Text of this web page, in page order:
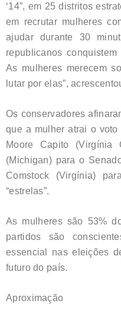
‘14”, em 25 distritos
em recrutar mulheres
ajudar durante 30
republicanos
As mulheres merecem
lutar por elas”,
Os conservadores
que a mulher atrai o
Moore Capito (Virgínia
(Michigan) para o
Comstock (Virgínia)
“estrelas”.
As mulheres são 53%
partidos são
essencial nas eleições
futuro do país.
Aproximação